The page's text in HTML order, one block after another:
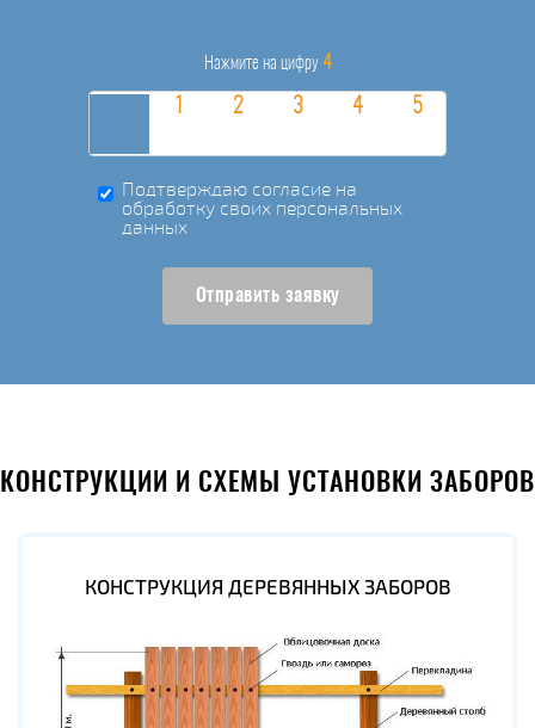
Нажмите на цифру 4
Подтверждаю согласие на
обработку своих персональных
данных
Отправить заявку
КОНСТРУКЦИИ И СХЕМЫ УСТАНОВКИ ЗАБОРОВ
КОНСТРУКЦИЯ ДЕРЕВЯННЫХ ЗАБОРОВ